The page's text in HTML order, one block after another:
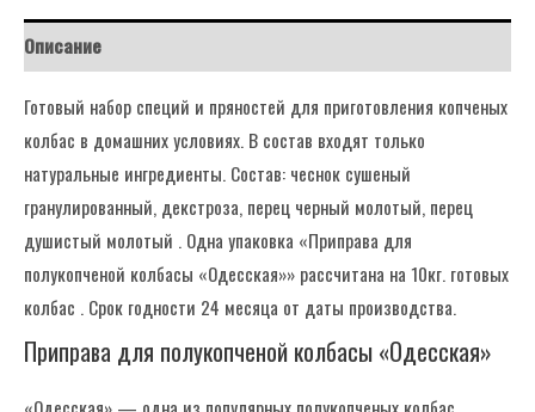
Описание
Готовый набор специй и пряностей для приготовления копченых
колбас в домашних условиях. В состав входят только
натуральные ингредиенты. Состав: чеснок сушеный
гранулированный, декстроза, перец черный молотый, перец
душистый молотый . Одна упаковка «Приправа для
полукопченой колбасы «Одесская»» рассчитана на 10кг. готовых
колбас . Срок годности 24 месяца от даты производства.
Приправа для полукопченой колбасы «Одесская»